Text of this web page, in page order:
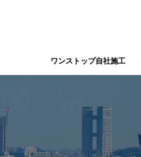
ワンストップ自社施工